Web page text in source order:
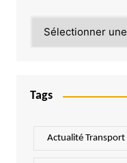
Tags
Actualité